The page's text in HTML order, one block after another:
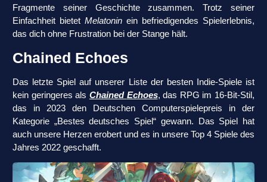
Fragmente seiner Geschichte zusammen. Trotz seiner
Einfachheit bietet Melatonin ein befriedigendes Spielerlebnis,
das dich ohne Frustration bei der Stange hält.
Chained Echoes
Das letzte Spiel auf unserer Liste der besten Indie-Spiele ist
kein geringeres als Chained Echoes, das RPG im 16-Bit-Stil,
das in 2023 den Deutschen Computerspielepreis in der
Kategorie „Bestes deutsches Spiel“ gewann. Das Spiel hat
auch unsere Herzen erobert und es in unsere Top 4 Spiele des
Jahres 2022 geschafft.